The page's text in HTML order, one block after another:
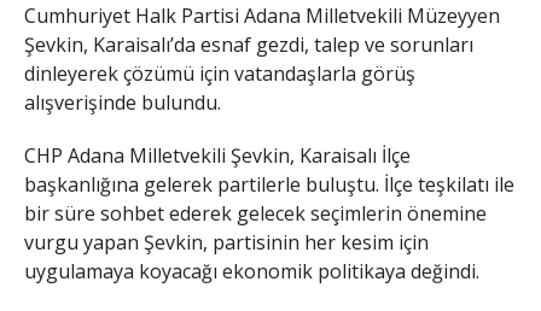
Cumhuriyet Halk Partisi Adana Milletvekili Müzeyyen
Şevkin, Karaisalı’da esnaf gezdi, talep ve sorunları
dinleyerek çözümü için vatandaşlarla görüş
alışverişinde bulundu.
CHP Adana Milletvekili Şevkin, Karaisalı İlçe
başkanlığına gelerek partilerle buluştu. İlçe teşkilatı ile
bir süre sohbet ederek gelecek seçimlerin önemine
vurgu yapan Şevkin, partisinin her kesim için
uygulamaya koyacağı ekonomik politikaya değindi.